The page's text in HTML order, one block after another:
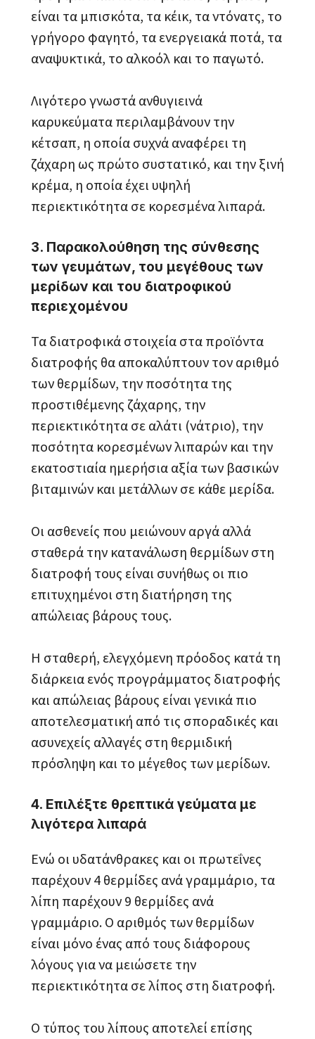
είναι τα μπισκότα, τα κέικ, τα ντόνατς, το
γρήγορο φαγητό, τα ενεργειακά ποτά, τα
αναψυκτικά, το αλκοόλ και το παγωτό.
Λιγότερο γνωστά ανθυγιεινά
καρυκεύματα περιλαμβάνουν την
κέτσαπ, η οποία συχνά αναφέρει τη
ζάχαρη ως πρώτο συστατικό, και την ξινή
κρέμα, η οποία έχει υψηλή
περιεκτικότητα σε κορεσμένα λιπαρά.
3. Παρακολούθηση της σύνθεσης
των γευμάτων, του μεγέθους των
μερίδων και του διατροφικού
περιεχομένου
Τα διατροφικά στοιχεία στα προϊόντα
διατροφής θα αποκαλύπτουν τον αριθμό
των θερμίδων, την ποσότητα της
προστιθέμενης ζάχαρης, την
περιεκτικότητα σε αλάτι (νάτριο), την
ποσότητα κορεσμένων λιπαρών και την
εκατοστιαία ημερήσια αξία των βασικών
βιταμινών και μετάλλων σε κάθε μερίδα.
Οι ασθενείς που μειώνουν αργά αλλά
σταθερά την κατανάλωση θερμίδων στη
διατροφή τους είναι συνήθως οι πιο
επιτυχημένοι στη διατήρηση της
απώλειας βάρους τους.
Η σταθερή, ελεγχόμενη πρόοδος κατά τη
διάρκεια ενός προγράμματος διατροφής
και απώλειας βάρους είναι γενικά πιο
αποτελεσματική από τις σποραδικές και
ασυνεχείς αλλαγές στη θερμιδική
πρόσληψη και το μέγεθος των μερίδων.
4. Επιλέξτε θρεπτικά γεύματα με
λιγότερα λιπαρά
Ενώ οι υδατάνθρακες και οι πρωτεΐνες
παρέχουν 4 θερμίδες ανά γραμμάριο, τα
λίπη παρέχουν 9 θερμίδες ανά
γραμμάριο. Ο αριθμός των θερμίδων
είναι μόνο ένας από τους διάφορους
λόγους για να μειώσετε την
περιεκτικότητα σε λίπος στη διατροφή.
Ο τύπος του λίπους αποτελεί επίσης